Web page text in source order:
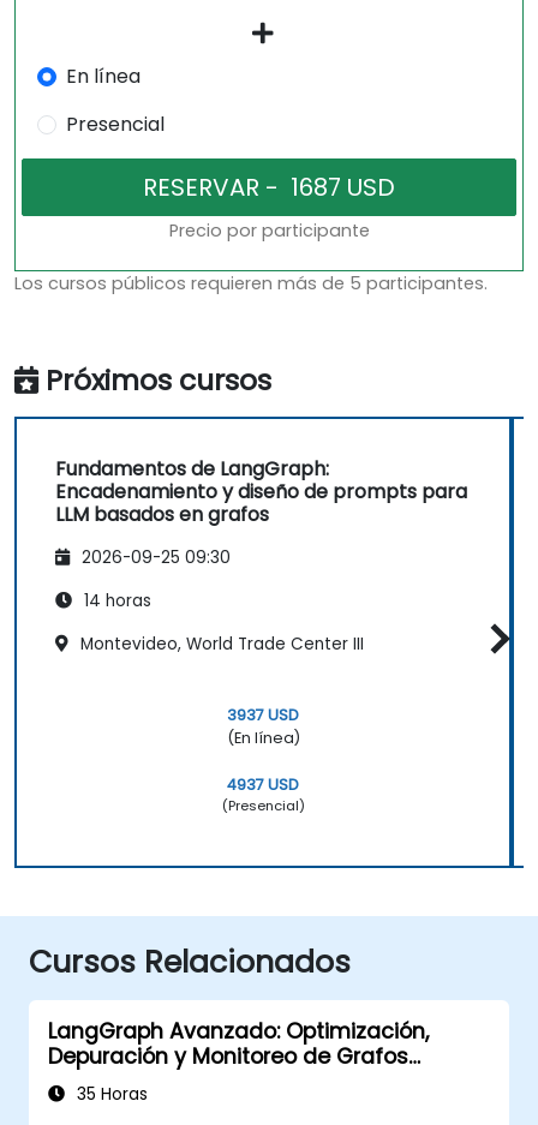
En línea
Presencial
Precio por participante
Los cursos públicos requieren más de 5 participantes.
Próximos cursos
Fundamentos de LangGraph:
Encadenamiento y diseño de prompts para
LLM basados en grafos
2026-09-25 09:30
14 horas
Montevideo, World Trade Center III
3937 USD
(En línea)
4937 USD
(Presencial)
Cursos Relacionados
LangGraph Avanzado: Optimización,
Depuración y Monitoreo de Grafos
Complejos
35 Horas